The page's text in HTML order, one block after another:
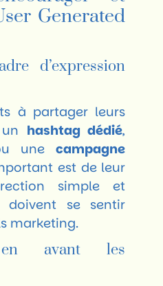
Generated
d’expression
à partager leurs
hashtag dédié,
unecampagne
est de leur
simple et
doivent se sentir
marketing.
avant les